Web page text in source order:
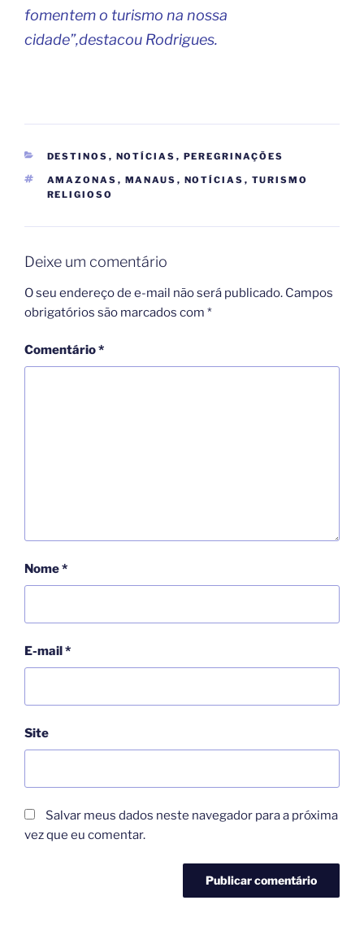
fomentem o turismo na nossa
cidade”,destacou Rodrigues.
CATEGORIAS
DESTINOS , NOTÍCIAS , PEREGRINAÇÕES
TAGS
AMAZONAS , MANAUS , NOTÍCIAS , TURISMO
RELIGIOSO
Deixe um comentário
O seu endereço de e-mail não será publicado. Campos
obrigatórios são marcados com *
Comentário*
Nome*
E-mail*
Site
Salvar meus dados neste navegador para a próxima
vez que eu comentar.